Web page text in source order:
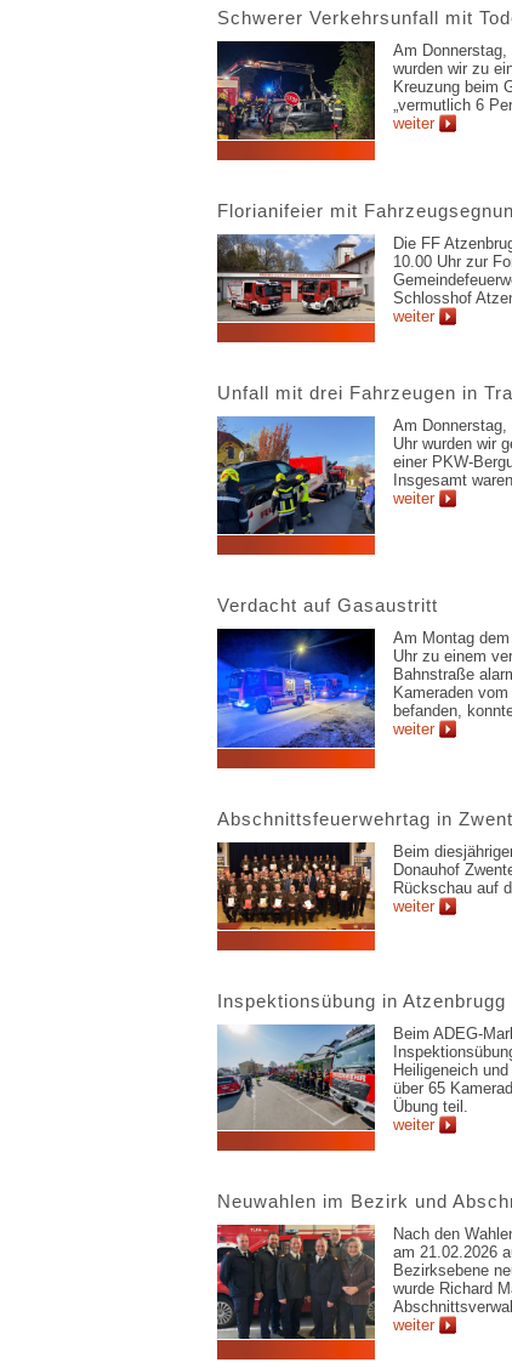
Schwerer Verkehrsunfall mit
Am Donnerstag,
wurden wir zu
Kreuzung beim
„vermutlich 6
weiter
Florianifeier mit
Die FF
10.00 Uhr zur
Schlosshof
weiter
Unfall mit drei Fahrzeugen in
Am
Uhr wurden wir
einer PKW-
Insgesamt
weiter
Verdacht auf Gasaustritt
Am Montag
Uhr zu einem
Bahnstraße
Kameraden
befanden,
weiter
Abschnittsfeuerwehrtag in
Beim
Donauhof
Rückschau auf
weiter
Inspektionsübung in Atzenbrugg
Beim ADEG-
Heiligeneich
über 65
Übung teil.
weiter
Neuwahlen im Bezirk und
Nach den
am 21.02.2026
Bezirksebene
wurde Richard
weiter